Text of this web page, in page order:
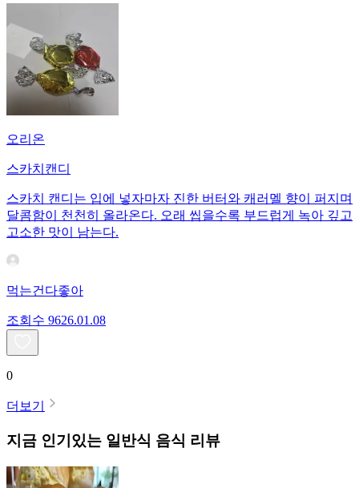
오리온
스카치캔디
스카치 캔디는 입에 넣자마자 진한 버터와 캐러멜 향이 퍼지며
달콤함이 천천히 올라온다. 오래 씹을수록 부드럽게 녹아 깊고
고소한 맛이 남는다.
먹는건다좋아
조회수 9626.01.08
0
더보기
지금 인기있는 일반식 음식 리뷰